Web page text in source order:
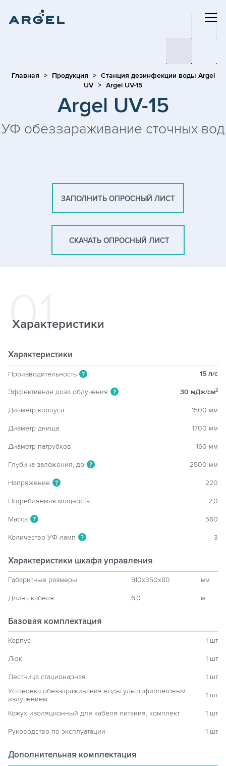
Главная Продукция
Станция дезинфекции воды Argel
UV
Argel UV-15
Argel UV-15
УФ обеззараживание сточных вод
ЗАПОЛНИТЬ ОПРОСНЫЙ ЛИСТ
СКАЧАТЬ ОПРОСНЫЙ ЛИСТ
Характеристики
Характеристики
Производительность ? 15 л/c
Эффективная доза облучения ? 30 мДж/см2
Диаметр корпуса 1500 мм
Диаметр днища 1700 мм
Диаметр патрубков 160 мм
Глубина заложения, до ? 2500 мм
Напряжение ? 220
Потребляемая мощность 2,0
Масса ? 560
Количество УФ-ламп ? 3
Характеристики шкафа управления
Габаритные размеры 910x350x80 мм
Длина кабеля 6,0 м
Базовая комплектация
Корпус 1 шт
Люк 1 шт
Лестница стационарная
1 шт
Установка обеззараживания воды ультрафиолетовым
излучением
1 шт
Кожух изоляционный для кабеля питания, комплект 1 шт
Руководство по эксплуатации 1 шт
Дополнительная комплектация